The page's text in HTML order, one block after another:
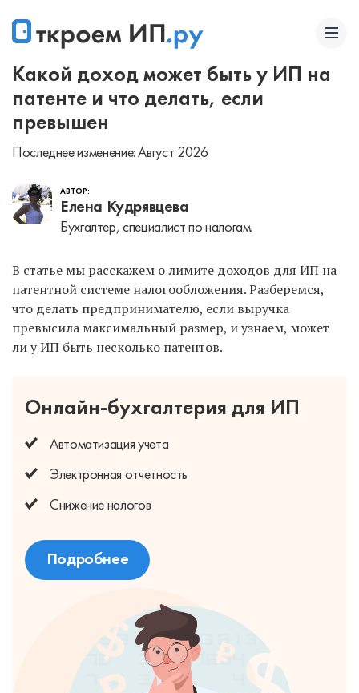
Какой доход может быть у ИП на
патенте и что делать, если
превышен
Последнее изменение: Август 2026
АВТОР:
Елена Кудрявцева
Бухгалтер, специалист по налогам.
В статье мы расскажем о лимите доходов для ИП на
патентной системе налогообложения. Разберемся,
что делать предпринимателю, если выручка
превысила максимальный размер, и узнаем, может
ли у ИП быть несколько патентов.
Онлайн-бухгалтерия для ИП
Автоматизация учета
Электронная отчетность
Снижение налогов
Подробнее